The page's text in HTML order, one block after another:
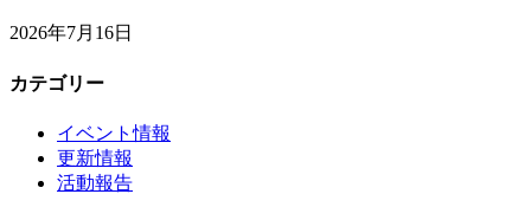
2026年7月16日
カテゴリー
イベント情報
更新情報
活動報告